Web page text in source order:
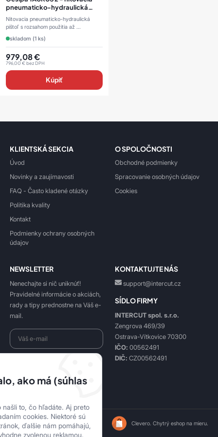
pneumaticko-hydraulická
pištoľ
Nitovacia pneumaticko-hydraulická
pištoľ s rozsahom použitia až ...
skladom (1 ks)
979,08€
796,00€bez DPH
Kúpiť
KLIENTSKÁ SEKCIA
Úvod
Novinky a zaujímavosti
FAQ - Často kladené otázky
Politika kvality
Kontakt
Podmienky ochrany osobných
údajov
O SPOLOČNOSTI
Obchodné podmienky
Spracovanie osobných údajov
Cookies
NEWSLETTER
Nenechajte si nič uniknúť!
Pravidelné informácie o akciách,
rady a tipy prednostne na Váš e-
mail.
Prihlásiť sa k odberu
KONTAKTUJTE NÁS
support@intercut.cz
SÍDLO FIRMY
INTERCUT spol. s.r.o.
Zengrova 469/39
Ostrava-Vítkovice 70300
IČO: 00562491
DIČ: CZ00562491
lepidla-online.sk | © 2026 Clevero. Chytrý eshop na mieru.
ako má (súhlas
to, čo hľadáte. Aj preto
cookies. Niektoré sú
ďalšie nám pomáhajú,
zvolenou reklamou.